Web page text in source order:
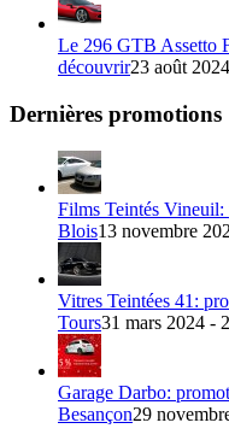
Le 296 GTB Assetto
découvrir23 août
Dernières promotions
Films Teintés Vineuil:
Blois13 novembre
Vitres Teintées 41:
Tours31 mars 2024 -
Garage Darbo:
Besançon29